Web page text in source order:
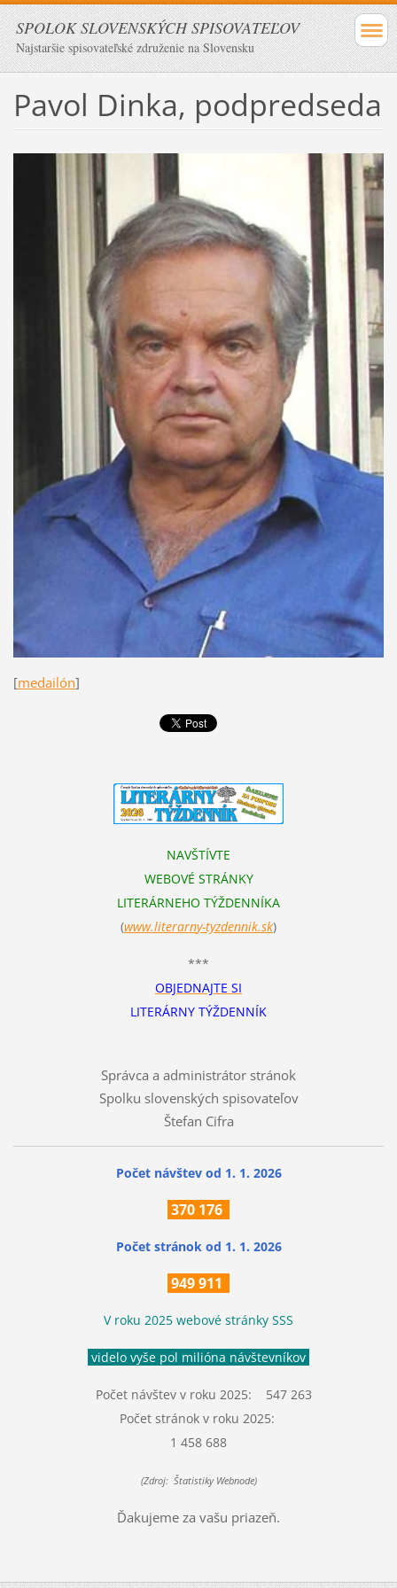
SPOLOK SLOVENSKÝCH SPISOVATEĽOV
Najstaršie spisovateľské združenie na Slovensku
Pavol Dinka, podpredseda
[medailón]
NAVŠTÍVTE
WEBOVÉ STRÁNKY
LITERÁRNEHO TÝŽDENNÍKA
(www.literarny-tyzdennik.sk)
***
OBJEDNAJTE SI
LITERÁRNY TÝŽDENNÍK
Správca a administrátor stránok
Spolku slovenských spisovateľov
Štefan Cifra
Počet návštev od 1. 1. 2026
370 176
Počet stránok od 1. 1. 2026
949 911
V roku 2025 webové stránky SSS
videlo vyše pol milióna návštevníkov
Počet návštev v roku 2025: 547 263
Počet stránok v roku 2025:
1 458 688
(Zdroj: Štatistiky Webnode)
Ďakujeme za vašu priazeň.